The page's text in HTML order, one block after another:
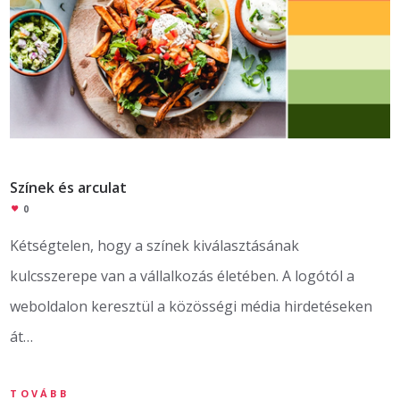
Színek és arculat
0
Kétségtelen, hogy a színek kiválasztásának
kulcsszerepe van a vállalkozás életében. A logótól a
weboldalon keresztül a közösségi média hirdetéseken
át…
TOVÁBB